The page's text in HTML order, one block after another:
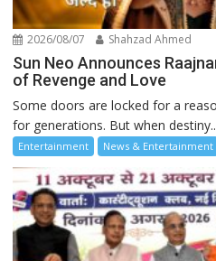
2026/08/07 Shahzad Ahmed
Sun Neo Announces
of Revenge and Love
Some doors are locked for a
for generations. But when
Entertainment News & Entertainment